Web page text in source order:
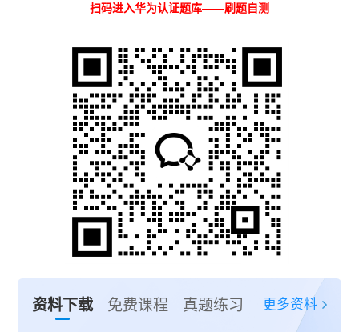
扫码进入华为认证题库——刷题自测
资料下载 免费课程 真题练习 更多资料